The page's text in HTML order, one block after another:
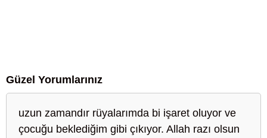
Güzel Yorumlarınız
uzun zamandır rüyalarımda bi işaret oluyor ve
çocuğu beklediğim gibi çıkıyor. Allah razı olsun